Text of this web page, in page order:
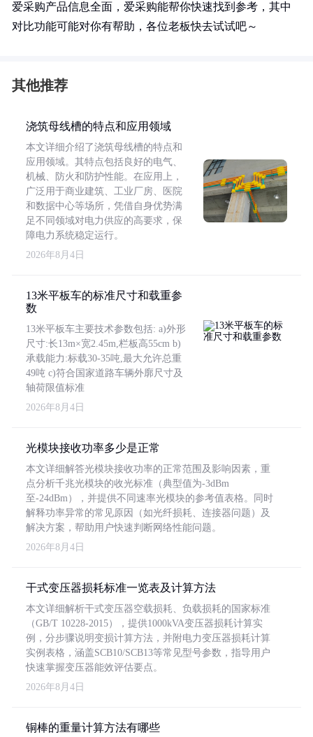
爱采购产品信息全面，爱采购能帮你快速找到参考，其中
对比功能可能对你有帮助，各位老板快去试试吧～
其他推荐
浇筑母线槽的特点和应用领域
本文详细介绍了浇筑母线槽的特点和
应用领域。其特点包括良好的电气、
机械、防火和防护性能。在应用上，
广泛用于商业建筑、工业厂房、医院
和数据中心等场所，凭借自身优势满
足不同领域对电力供应的高要求，保
障电力系统稳定运行。
2026年8月4日
13米平板车的标准尺寸和载重参
数
13米平板车主要技术参数包括: a)外形
尺寸:长13m×宽2.45m,栏板高55cm b)
承载能力:标载30-35吨,最大允许总重
49吨 c)符合国家道路车辆外廓尺寸及
轴荷限值标准
2026年8月4日
光模块接收功率多少是正常
本文详细解答光模块接收功率的正常范围及影响因素，重
点分析千兆光模块的收光标准（典型值为-3dBm
至-24dBm），并提供不同速率光模块的参考值表格。同时
解释功率异常的常见原因（如光纤损耗、连接器问题）及
解决方案，帮助用户快速判断网络性能问题。
2026年8月4日
干式变压器损耗标准一览表及计算方法
本文详细解析干式变压器空载损耗、负载损耗的国家标准
（GB/T 10228-2015），提供1000kVA变压器损耗计算实
例，分步骤说明变损计算方法，并附电力变压器损耗计算
实例表格，涵盖SCB10/SCB13等常见型号参数，指导用户
快速掌握变压器能效评估要点。
2026年8月4日
铜棒的重量计算方法有哪些